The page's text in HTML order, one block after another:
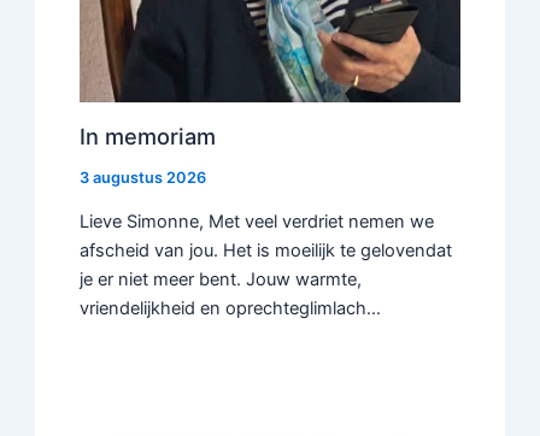
In memoriam
3 augustus 2026
Lieve Simonne, Met veel verdriet nemen we
afscheid van jou. Het is moeilijk te gelovendat
je er niet meer bent. Jouw warmte,
vriendelijkheid en oprechteglimlach…